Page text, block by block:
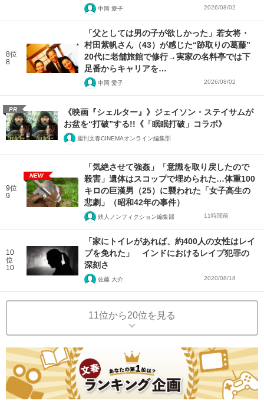
中岡 愛子 2026/08/02
8位
8
「父としては男の子が欲しかった」若女将・
村田紫帆さん（43）が感じた“跡取りの葛藤”
20代に老舗旅館で修行→実家の名料亭では下
足番からキャリアを…
中岡 愛子 2026/08/02
PR
《映画『シェルター』》ジェイソン・ステイサムが
お盆を“打破”する!!《「眠眠打破」コラボ》
週刊文春CINEMAオンライン編集部
9位
9
NEW
「気絶させて強姦」「意識を取り戻したので
殺害」遺体はスコップで埋められた…体重100
キロの巨漢男（25）に襲われた「女子高生の
悲劇」（昭和42年の事件）
鉄人ノンフィクション編集部 11時間前
10
位
10
「家にトイレがあれば、約400人の女性はレイ
プを免れた」 インドにおけるレイプ犯罪の
深刻さ
佐藤 大介 2020/08/18
11位から20位を見る